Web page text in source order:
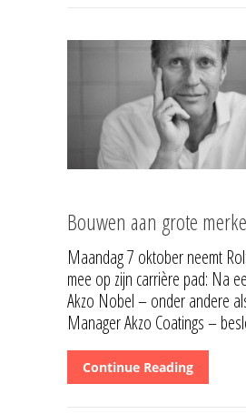
Bouwen aan grote
Maandag 7 oktober neemt
mee op zijn carrière pad: Na
Akzo Nobel – onder andere
Manager Akzo Coatings –
Continue Reading